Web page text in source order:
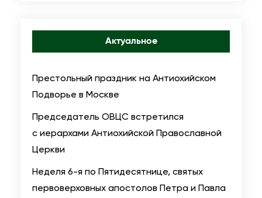
Актуальное
Престольный праздник на Антиохийском
Подворье в Москве
Председатель ОВЦС встретился
с иерархами Антиохийской Православной
Церкви
Неделя 6-я по Пятидесятнице, святых
первоверховных апостолов Петра и Павла